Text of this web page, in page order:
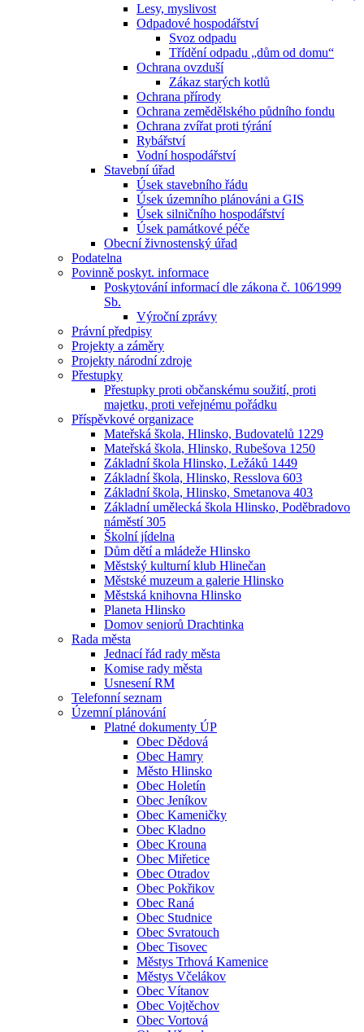
Lesy, myslivost
Odpadové hospodářství
Svoz odpadu
Třídění odpadu „dům od domu“
Ochrana ovzduší
Zákaz starých kotlů
Ochrana přírody
Ochrana zemědělského půdního fondu
Ochrana zvířat proti týrání
Rybářství
Vodní hospodářství
Stavební úřad
Úsek stavebního řádu
Úsek územního plánováni a GIS
Úsek silničního hospodářství
Úsek památkové péče
Obecní živnostenský úřad
Podatelna
Povinně poskyt. informace
Poskytování informací dle zákona č. 106⁄1999
Sb.
Výroční zprávy
Právní předpisy
Projekty a záměry
Projekty národní zdroje
Přestupky
Přestupky proti občanskému soužití, proti
majetku, proti veřejnému pořádku
Příspěvkové organizace
Mateřská škola, Hlinsko, Budovatelů 1229
Mateřská škola, Hlinsko, Rubešova 1250
Základní škola Hlinsko, Ležáků 1449
Základní škola, Hlinsko, Resslova 603
Základní škola, Hlinsko, Smetanova 403
Základní umělecká škola Hlinsko, Poděbradovo
náměstí 305
Školní jídelna
Dům dětí a mládeže Hlinsko
Městský kulturní klub Hlinečan
Městské muzeum a galerie Hlinsko
Městská knihovna Hlinsko
Planeta Hlinsko
Domov seniorů Drachtinka
Rada města
Jednací řád rady města
Komise rady města
Usnesení RM
Telefonní seznam
Územní plánování
Platné dokumenty ÚP
Obec Dědová
Obec Hamry
Město Hlinsko
Obec Holetín
Obec Jeníkov
Obec Kameničky
Obec Kladno
Obec Krouna
Obec Miřetice
Obec Otradov
Obec Pokřikov
Obec Raná
Obec Studnice
Obec Svratouch
Obec Tisovec
Městys Trhová Kamenice
Městys Včelákov
Obec Vítanov
Obec Vojtěchov
Obec Vortová